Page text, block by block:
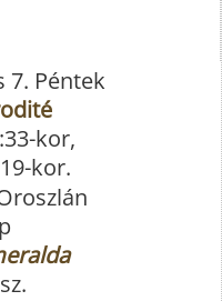
7. Péntek
kor,
kor.